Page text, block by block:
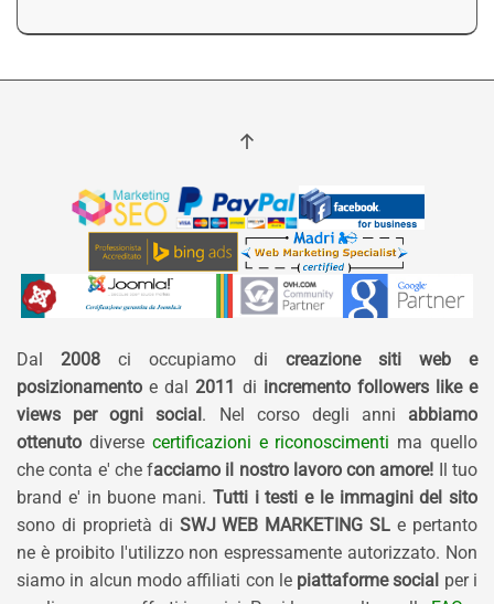
Dal 2008 ci occupiamo di creazione siti web e
posizionamento e dal 2011 di incremento followers like e
views per ogni social. Nel corso degli anni abbiamo
ottenuto diverse certificazioni e riconoscimenti ma quello
che conta e' che facciamo il nostro lavoro con amore! Il tuo
brand e' in buone mani. Tutti i testi e le immagini del sito
sono di proprietà di SWJ WEB MARKETING SL e pertanto
ne è proibito l'utilizzo non espressamente autorizzato. Non
siamo in alcun modo affiliati con le piattaforme social per i